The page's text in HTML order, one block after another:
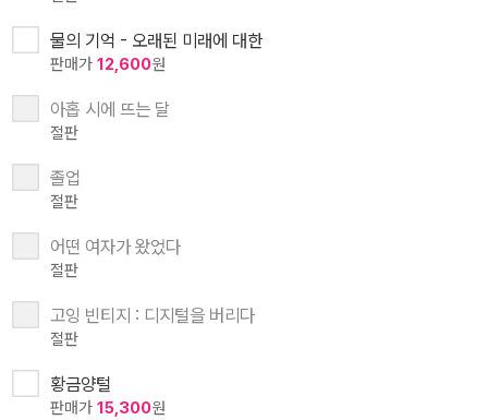
물의 기억 - 오래된 미래에 대한
판매가 12,600원
아홉 시에 뜨는 달
절판
졸업
절판
어떤 여자가 왔었다
절판
고잉 빈티지 : 디지털을 버리다
절판
황금양털
판매가 15,300원